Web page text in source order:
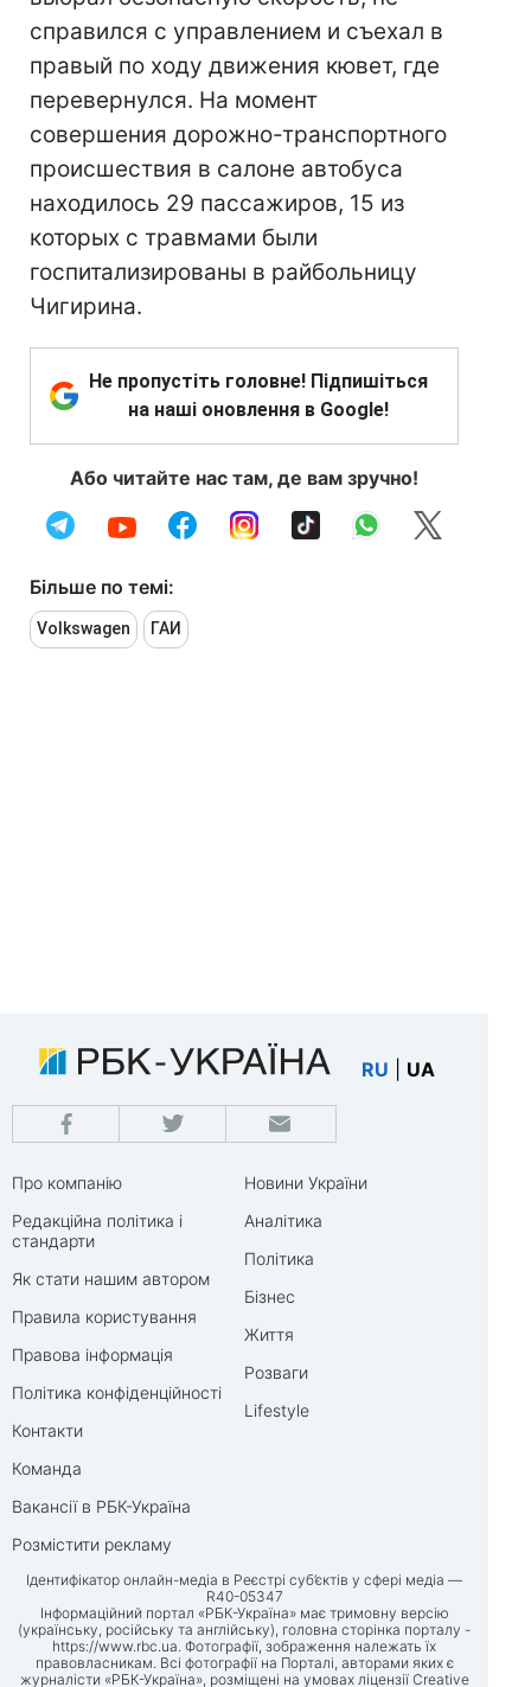
справился с управлением и съехал в
правый по ходу движения кювет, где
перевернулся. На момент
совершения дорожно-транспортного
происшествия в салоне автобуса
находилось 29 пассажиров, 15 из
которых с травмами были
госпитализированы в райбольницу
Чигирина.
Не пропустіть головне! Підпишіться
на наші оновлення в Google!
Або читайте нас там, де вам зручно!
Більше по темі:
Volkswagen ГАИ
RU UA
Про компанію
Редакційна політика і
стандарти
Як стати нашим автором
Правила користування
Правова інформація
Політика конфіденційності
Контакти
Команда
Вакансії в РБК-Україна
Розмістити рекламу
Новини України
Аналітика
Політика
Бізнес
Життя
Розваги
Lifestyle
Ідентифікатор онлайн-медіа в Реєстрі суб’єктів у сфері медіа —
R40-05347
Інформаційний портал «РБК-Україна» має тримовну версію
(українську, російську та англійську), головна сторінка порталу -
https://www.rbc.ua. Фотографії, зображення належать їх
правовласникам. Всі фотографії на Порталі, авторами яких є
журналісти «РБК-Україна», розміщені на умовах ліцензії Creative